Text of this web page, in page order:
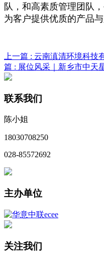
队，和高素质管理团队
为客户提供优质的产品与
上一篇 : 云南滇清环境科技
篇 : 展位风采｜新乡市中天
联系我们
陈小姐
18030708250
028-85572692
主办单位
关注我们